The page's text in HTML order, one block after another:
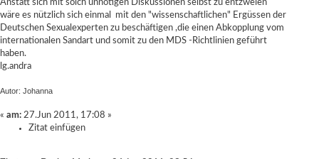
Anstatt sich mit solch unnötigen Diskussionen selbst zu entzweien
wäre es nützlich sich einmal mit den "wissenschaftlichen" Ergüssen der
Deutschen Sexualexperten zu beschäftigen ,die einen Abkopplung vom
internationalen Sandart und somit zu den MDS -Richtlinien geführt
haben.
lg.andra
Autor: Johanna
« am: 27.Jun 2011, 17:08 »
Zitat einfügen